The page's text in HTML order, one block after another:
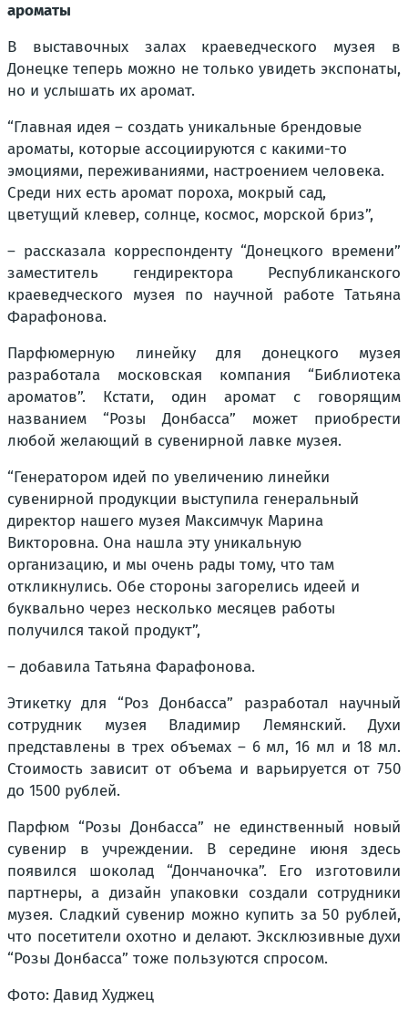
ароматы
В выставочных залах краеведческого музея в
Донецке теперь можно не только увидеть экспонаты,
но и услышать их аромат.
“Главная идея – создать уникальные брендовые
ароматы, которые ассоциируются с какими-то
эмоциями, переживаниями, настроением человека.
Среди них есть аромат пороха, мокрый сад,
цветущий клевер, солнце, космос, морской бриз”,
– рассказала корреспонденту “Донецкого времени”
заместитель гендиректора Республиканского
краеведческого музея по научной работе Татьяна
Фарафонова.
Парфюмерную линейку для донецкого музея
разработала московская компания “Библиотека
ароматов”. Кстати, один аромат с говорящим
названием “Розы Донбасса” может приобрести
любой желающий в сувенирной лавке музея.
“Генератором идей по увеличению линейки
сувенирной продукции выступила генеральный
директор нашего музея Максимчук Марина
Викторовна. Она нашла эту уникальную
организацию, и мы очень рады тому, что там
откликнулись. Обе стороны загорелись идеей и
буквально через несколько месяцев работы
получился такой продукт”,
– добавила Татьяна Фарафонова.
Этикетку для “Роз Донбасса” разработал научный
сотрудник музея Владимир Лемянский. Духи
представлены в трех объемах – 6 мл, 16 мл и 18 мл.
Стоимость зависит от объема и варьируется от 750
до 1500 рублей.
Парфюм “Розы Донбасса” не единственный новый
сувенир в учреждении. В середине июня здесь
появился шоколад “Дончаночка”. Его изготовили
партнеры, а дизайн упаковки создали сотрудники
музея. Сладкий сувенир можно купить за 50 рублей,
что посетители охотно и делают. Эксклюзивные духи
“Розы Донбасса” тоже пользуются спросом.
Фото: Давид Худжец